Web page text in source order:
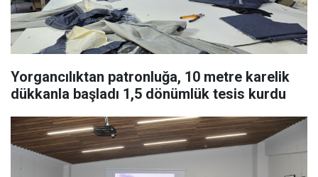
Yorgancılıktan patronluğa, 10 metre karelik
dükkanla başladı 1,5 dönümlük tesis kurdu